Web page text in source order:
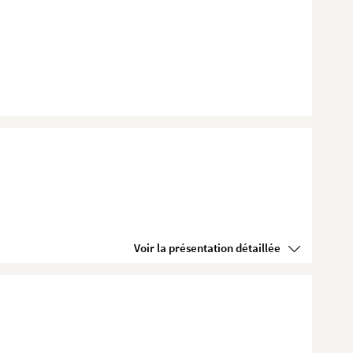
Voir la présentation détaillée